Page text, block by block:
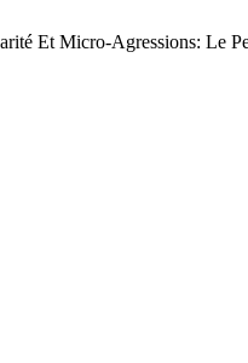
Et Micro-Agressions: Le